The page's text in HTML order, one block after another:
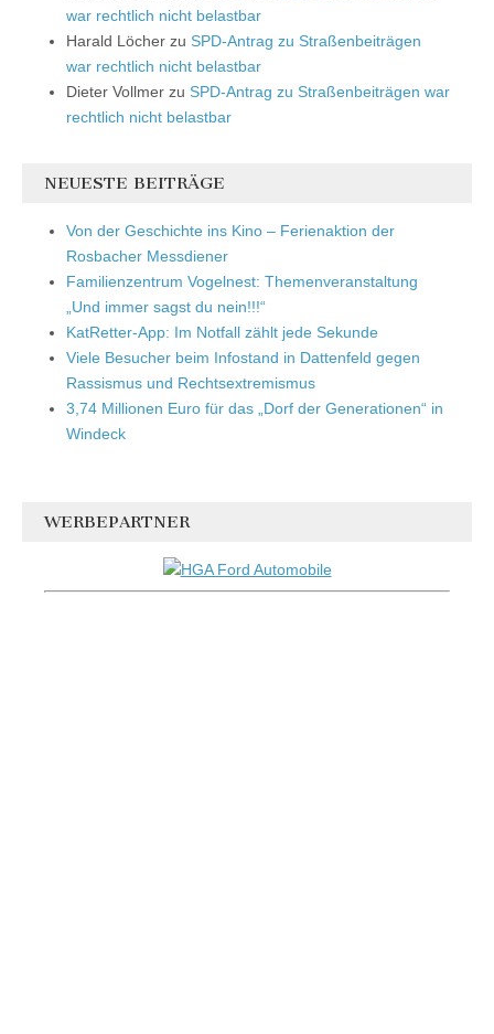
war rechtlich nicht belastbar
Harald Löcher zu SPD-Antrag zu Straßenbeiträgen
war rechtlich nicht belastbar
Dieter Vollmer zu SPD-Antrag zu Straßenbeiträgen war
rechtlich nicht belastbar
NEUESTE BEITRÄGE
Von der Geschichte ins Kino – Ferienaktion der
Rosbacher Messdiener
Familienzentrum Vogelnest: Themenveranstaltung
„Und immer sagst du nein!!!“
KatRetter-App: Im Notfall zählt jede Sekunde
Viele Besucher beim Infostand in Dattenfeld gegen
Rassismus und Rechtsextremismus
3,74 Millionen Euro für das „Dorf der Generationen“ in
Windeck
WERBEPARTNER